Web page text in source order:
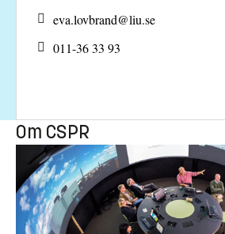
eva.lovbrand@liu.se
011-36 33 93
Om CSPR